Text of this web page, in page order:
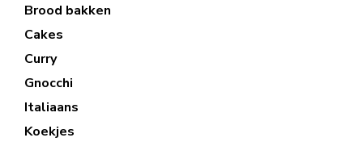
Brood bakken
Cakes
Curry
Gnocchi
Italiaans
Koekjes